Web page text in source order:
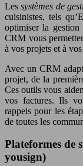
Lessystèmes de
cuisinistes, tels
optimiser la
CRM vous
à vos projets et à
Avec un CRM
projet, de la
Ces outils vous
vos factures. Ils
rappels pour les
de toutes les
Plateformes de
yousign)